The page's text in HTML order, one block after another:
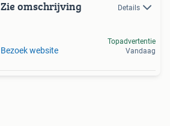
Zie omschrijving Details
Bezoek website
Topadvertentie
Vandaag